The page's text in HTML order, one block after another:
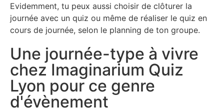
Evidemment, tu peux aussi choisir de clôturer la
journée avec un quiz ou même de réaliser le quiz en
cours de journée, selon le planning de ton groupe.
Une journée-type à vivre
chez Imaginarium Quiz
Lyon pour ce genre
d'évènement